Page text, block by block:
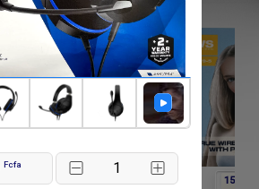
Fcfa
15 000